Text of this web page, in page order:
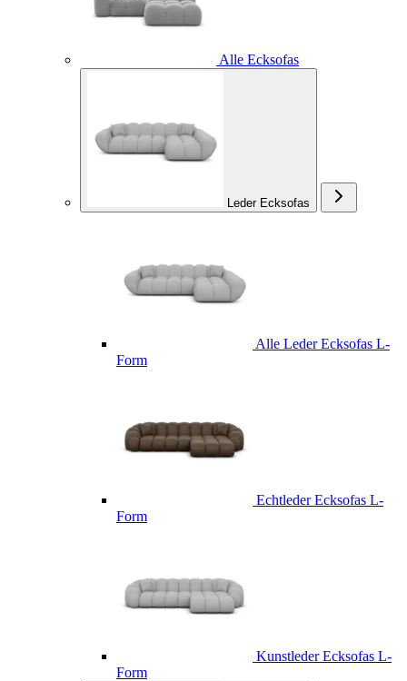
Alle Ecksofas
Leder Ecksofas
Alle Leder Ecksofas L-
Form
Echtleder Ecksofas L-
Form
Kunstleder Ecksofas L-
Form